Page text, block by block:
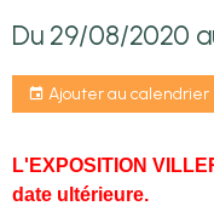
Du 29/08/2020
Ajouter au calendrier
L'EXPOSITION
date ultérieure.